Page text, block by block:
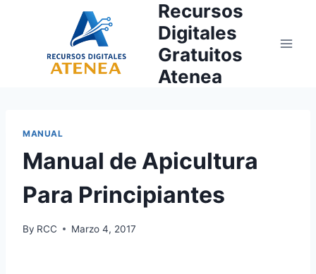
Recursos
Digitales
Gratuitos
Atenea
MANUAL
Manual de Apicultura
Para Principiantes
By RCC Marzo 4, 2017